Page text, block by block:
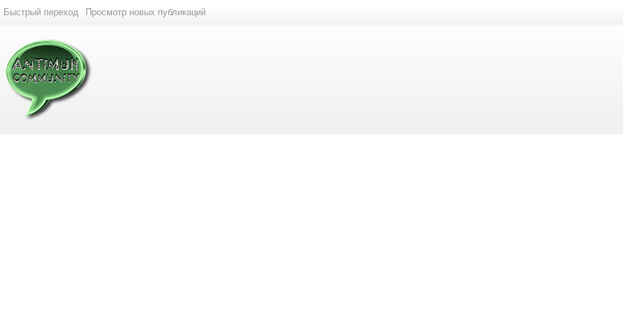
Быстрый переход Просмотр новых публикаций